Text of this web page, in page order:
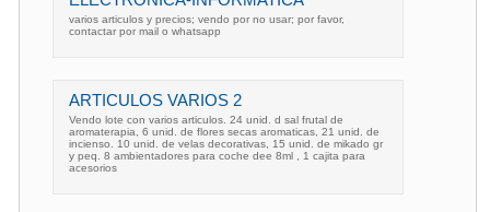
varios articulos y precios; vendo por no usar; por favor,
contactar por mail o whatsapp
ARTICULOS VARIOS 2
Vendo lote con varios articulos. 24 unid. d sal frutal de
aromaterapia, 6 unid. de flores secas aromaticas, 21 unid. de
incienso. 10 unid. de velas decorativas, 15 unid. de mikado gr
y peq. 8 ambientadores para coche dee 8ml , 1 cajita para
acesorios